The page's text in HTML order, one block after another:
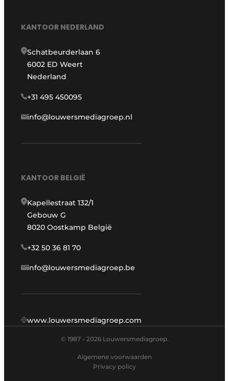
KANTOOR NEDERLAND
Schatbeurderlaan 6
6002 ED Weert
Nederland
+31 495 450095
info@louwersmediagroep.nl
KANTOOR BELGIË
Kapellestraat 132/1
Gebouw G
8020 Oostkamp België
+32 50 36 81 70
info@louwersmediagroep.be
www.louwersmediagroep.com
© 1987 - 2026 Louwersmediagroep.
Algemene voorwaarden
Privacy policy